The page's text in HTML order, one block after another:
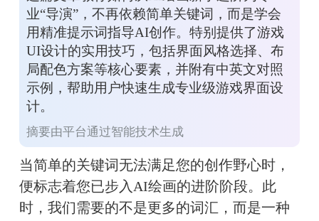
业“导演”，不再依赖简单关键词，而是学会
用精准提示词指导AI创作。特别提供了游戏
UI设计的实用技巧，包括界面风格选择、布
局配色方案等核心要素，并附有中英文对照
示例，帮助用户快速生成专业级游戏界面设
计。
摘要由平台通过智能技术生成
当简单的关键词无法满足您的创作野心时，
便标志着您已步入AI绘画的进阶阶段。此
时，我们需要的不是更多的词汇，而是一种